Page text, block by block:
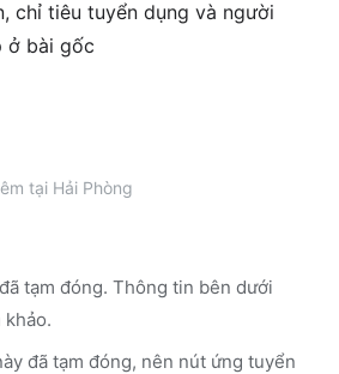
chỉ tiêu tuyển dụng và người
ở bài gốc
tại Hải Phòng
tạm đóng. Thông tin bên dưới
đã tạm đóng, nên nút ứng tuyển